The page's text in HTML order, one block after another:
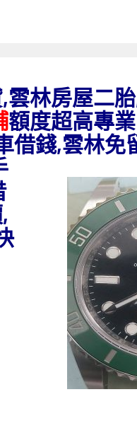
雲林房屋二
額度超高專
借錢,雲林免